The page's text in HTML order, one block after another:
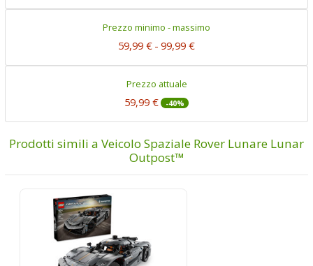
Prezzo minimo - massimo
59,99 € - 99,99 €
Prezzo attuale
59,99 € -40%
Prodotti simili a Veicolo Spaziale Rover Lunare Lunar
Outpost™